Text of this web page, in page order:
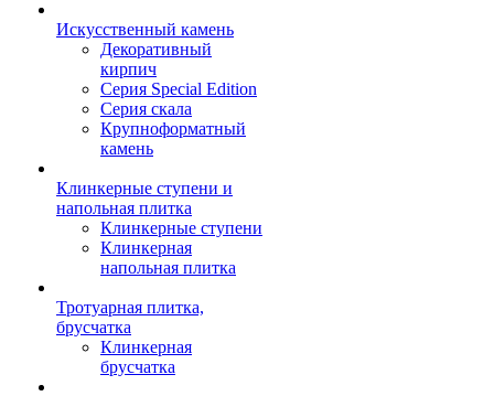
Искусственный камень
Декоративный
кирпич
Серия Special Edition
Серия скала
Крупноформатный
камень
Клинкерные ступени и
напольная плитка
Клинкерные ступени
Клинкерная
напольная плитка
Тротуарная плитка,
брусчатка
Клинкерная
брусчатка